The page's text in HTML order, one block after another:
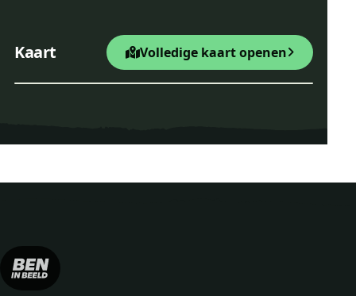
Kaart Volledige kaart openen
Startpunt Wandelroute
Bankje dichtbij Wandelroute
−